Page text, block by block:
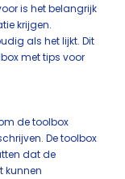
is het belangrijk
krijgen.
als het lijkt. Dit
met tips voor
de toolbox
De toolbox
dat de
kunnen